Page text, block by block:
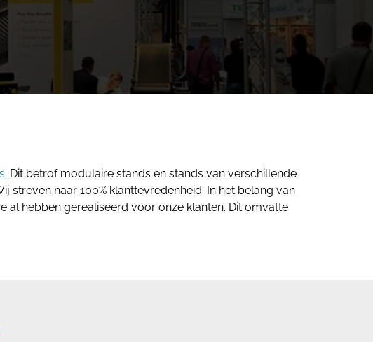
. Dit betrof modulaire stands en stands van verschillende
naar 100% klanttevredenheid. In het belang van
al hebben gerealiseerd voor onze klanten. Dit omvatte